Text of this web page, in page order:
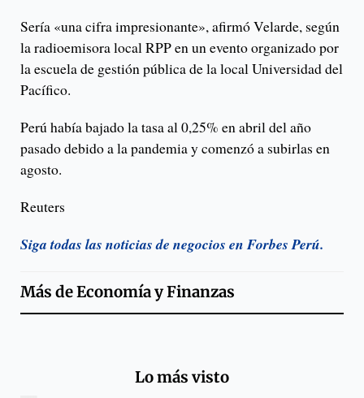
Sería «una cifra impresionante», afirmó Velarde, según
la radioemisora local RPP en un evento organizado por
la escuela de gestión pública de la local Universidad del
Pacífico.
Perú había bajado la tasa al 0,25% en abril del año
pasado debido a la pandemia y comenzó a subirlas en
agosto.
Reuters
Siga todas las noticias de negocios en Forbes Perú.
Más deEconomía y Finanzas
Lo más visto